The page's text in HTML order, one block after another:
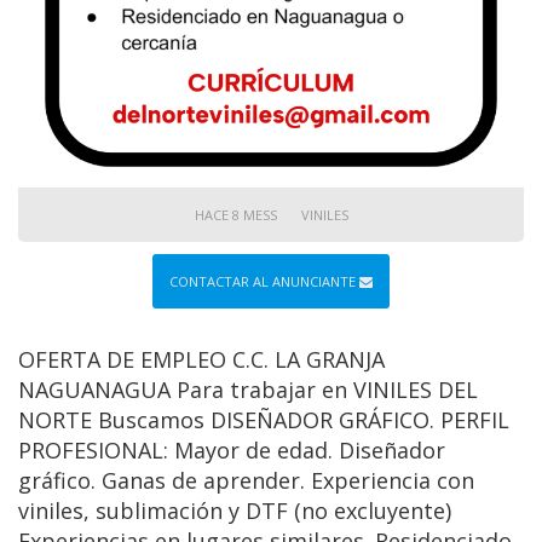
HACE 8 MESS VINILES
CONTACTAR AL ANUNCIANTE
OFERTA DE EMPLEO C.C. LA GRANJA
NAGUANAGUA Para trabajar en VINILES DEL
NORTE Buscamos DISEÑADOR GRÁFICO. PERFIL
PROFESIONAL: Mayor de edad. Diseñador
gráfico. Ganas de aprender. Experiencia con
viniles, sublimación y DTF (no excluyente)